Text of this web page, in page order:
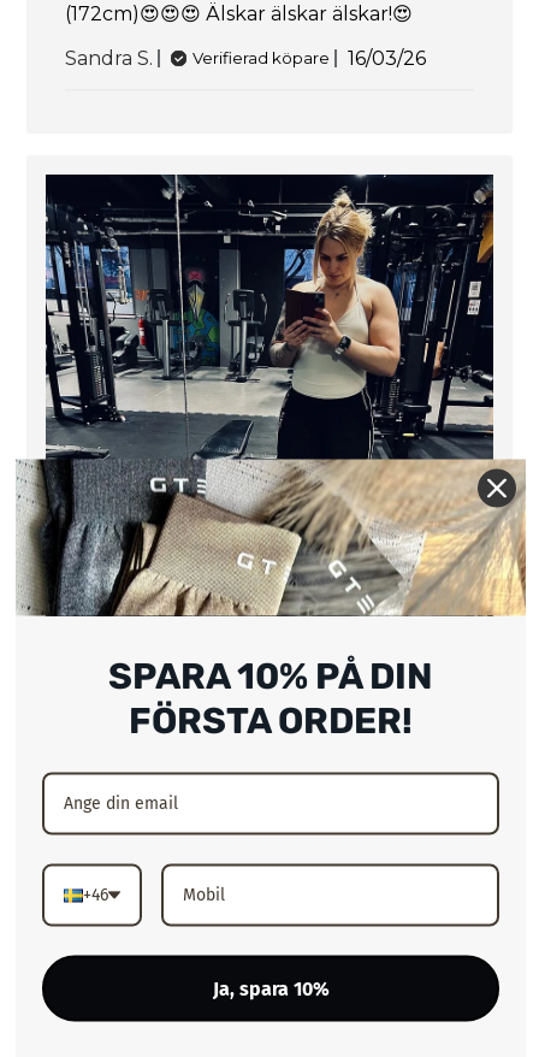
(172cm)😍😍😍 Älskar älskar älskar!😍
Sandra S.
Verifierad köpare 16/03/26
Sköna, rymliga och
snygga!
värma upp i eller bara ha till vardags. Jag
är 176cm lång och har stl M.
SPARA 10% PÅ DIN
FÖRSTA ORDER!
+46
Ja, spara 10%